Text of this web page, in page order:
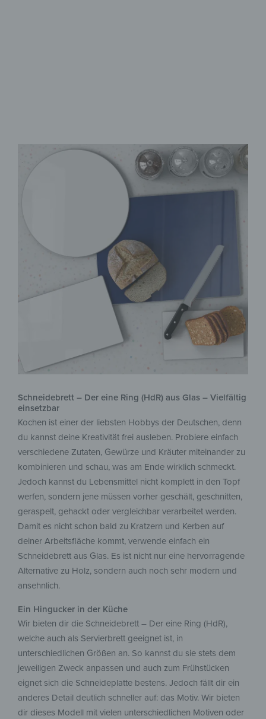
Schneidebrett – Der eine Ring (HdR) aus Glas – Vielfältig
einsetzbar
Kochen ist einer der liebsten Hobbys der Deutschen, denn
du kannst deine Kreativität frei ausleben. Probiere einfach
verschiedene Zutaten, Gewürze und Kräuter miteinander zu
kombinieren und schau, was am Ende wirklich schmeckt.
Jedoch kannst du Lebensmittel nicht komplett in den Topf
werfen, sondern jene müssen vorher geschält, geschnitten,
geraspelt, gehackt oder vergleichbar verarbeitet werden.
Damit es nicht schon bald zu Kratzern und Kerben auf
deiner Arbeitsfläche kommt, verwende einfach ein
Schneidebrett aus Glas. Es ist nicht nur eine hervorragende
Alternative zu Holz, sondern auch noch sehr modern und
ansehnlich.
Ein Hingucker in der Küche
Wir bieten dir die Schneidebrett – Der eine Ring (HdR),
welche auch als Servierbrett geeignet ist, in
unterschiedlichen Größen an. So kannst du sie stets dem
jeweiligen Zweck anpassen und auch zum Frühstücken
eignet sich die Schneideplatte bestens. Jedoch fällt dir ein
anderes Detail deutlich schneller auf: das Motiv. Wir bieten
dir dieses Modell mit vielen unterschiedlichen Motiven oder